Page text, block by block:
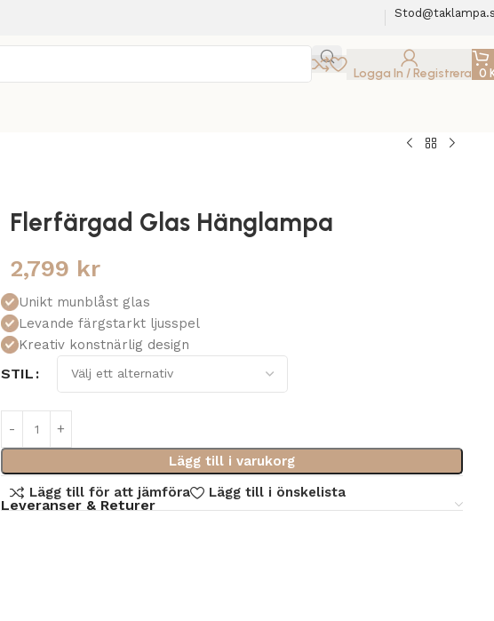
Logga In / Registrera 0
Flerfärgad Glas Hänglampa
2,799 kr
Unikt munblåst glas
Levande färgstarkt ljusspel
Kreativ konstnärlig design
STIL
Lägg till i varukorg
Lägg till för att jämföra
Lägg till i önskelista
Leveranser & Returer